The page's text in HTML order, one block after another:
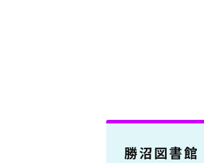
勝沼図書館